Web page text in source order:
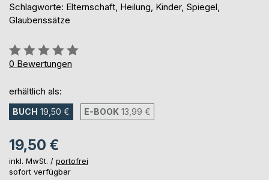
Schlagworte: Elternschaft, Heilung, Kinder, Spiegel,
Glaubenssätze
Bewertung::
0%
0 Bewertungen
erhältlich als:
BUCH 19,50 € E-BOOK 13,99 €
19,50 €
inkl. MwSt. / portofrei
sofort verfügbar